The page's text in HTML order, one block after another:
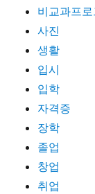
비교과프로
사진
생활
입시
입학
자격증
장학
졸업
창업
취업